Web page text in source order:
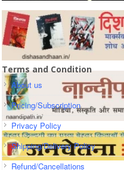
Terms and Condition
About us
Pricing/Subscription
Privacy Policy
Shipping/Delivery Policy
Refund/Cancellations